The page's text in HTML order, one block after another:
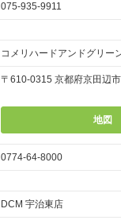
075-935-9911
コメリハードアンドグリー
〒610-0315 京都府京田辺
地図
0774-64-8000
DCM 宇治東店